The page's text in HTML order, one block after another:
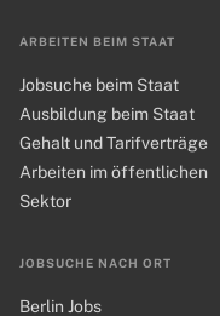
ARBEITEN BEIM STAAT
Jobsuche beim Staat
Ausbildung beim Staat
Gehalt und Tarifverträge
Arbeiten im öffentlichen
Sektor
JOBSUCHE NACH ORT
Berlin Jobs